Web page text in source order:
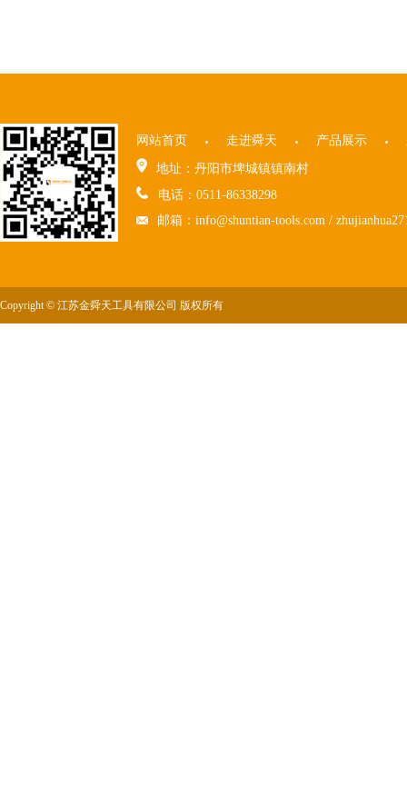
网站首页 走进舜天 产品展示
地址：丹阳市埤城镇镇南村
电话：0511-86338298
邮箱：info@shuntian-tools.com /
Copyright © 江苏金舜天工具有限公司 版权所有